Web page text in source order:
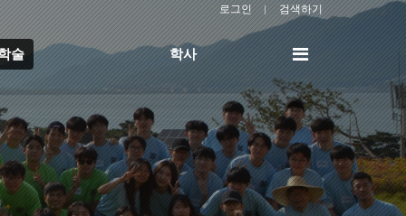
로그인 검색하기
술 학사
전
메
뉴